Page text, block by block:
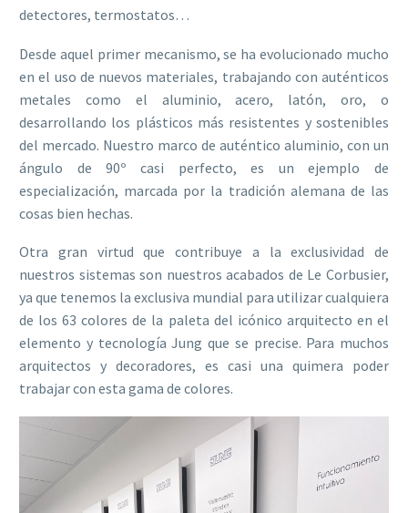
detectores, termostatos…
Desde aquel primer mecanismo, se ha evolucionado mucho
en el uso de nuevos materiales, trabajando con auténticos
metales como el aluminio, acero, latón, oro, o
desarrollando los plásticos más resistentes y sostenibles
del mercado. Nuestro marco de auténtico aluminio, con un
ángulo de 90º casi perfecto, es un ejemplo de
especialización, marcada por la tradición alemana de las
cosas bien hechas.
Otra gran virtud que contribuye a la exclusividad de
nuestros sistemas son nuestros acabados de Le Corbusier,
ya que tenemos la exclusiva mundial para utilizar cualquiera
de los 63 colores de la paleta del icónico arquitecto en el
elemento y tecnología Jung que se precise. Para muchos
arquitectos y decoradores, es casi una quimera poder
trabajar con esta gama de colores.